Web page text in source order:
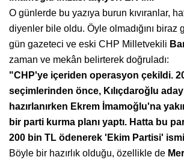
O günlerde bu yazıya burun kıvıranlar,
diyenler bile oldu. Öyle olmadığını biraz
gün gazeteci ve eski CHP Milletvekili
zaman ve mekân belirterek doğruladı:
"CHP'ye içeriden operasyon çekildi.
seçimlerinden önce, Kılıçdaroğlu
hazırlanırken Ekrem İmamoğlu'na
bir parti kurma planı yaptı. Hatta bu
200 bin TL ödenerek 'Ekim Partisi'
Böyle bir hazırlık olduğu, özellikle de